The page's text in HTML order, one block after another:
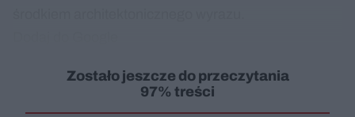
Zostało jeszcze do przeczytania
97% treści